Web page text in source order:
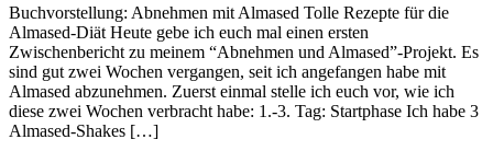
Buchvorstellung: Abnehmen mit Almased Tolle Rezepte für die
Almased-Diät Heute gebe ich euch mal einen ersten
Zwischenbericht zu meinem “Abnehmen und Almased”-Projekt. Es
sind gut zwei Wochen vergangen, seit ich angefangen habe mit
Almased abzunehmen. Zuerst einmal stelle ich euch vor, wie ich
diese zwei Wochen verbracht habe: 1.-3. Tag: Startphase Ich habe 3
Almased-Shakes […]